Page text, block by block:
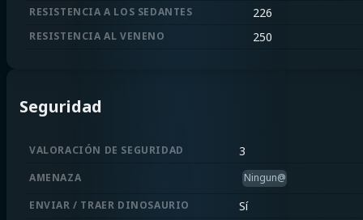
RESISTENCIA A LOS SEDANTES 226
RESISTENCIA AL VENENO 250
Seguridad
VALORACIÓN DE SEGURIDAD 3
AMENAZA
Ningun@
ENVIAR / TRAER DINOSAURIO
Sí